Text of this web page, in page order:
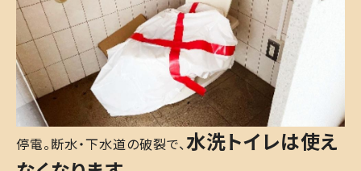
停電。断水・下水道の破裂で、水洗トイレは使え